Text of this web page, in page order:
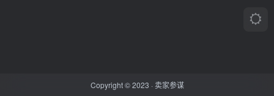
Copyright © 2023 ·卖家参谋